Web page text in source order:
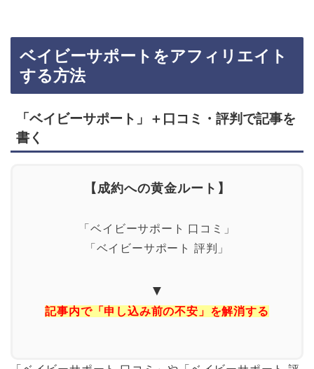
ベイビーサポートをアフィリエイト
する方法
「ベイビーサポート」＋口コミ・評判で記事を
書く
【成約への黄金ルート】
「ベイビーサポート 口コミ」
「ベイビーサポート 評判」
▼
記事内で「申し込み前の不安」を解消する